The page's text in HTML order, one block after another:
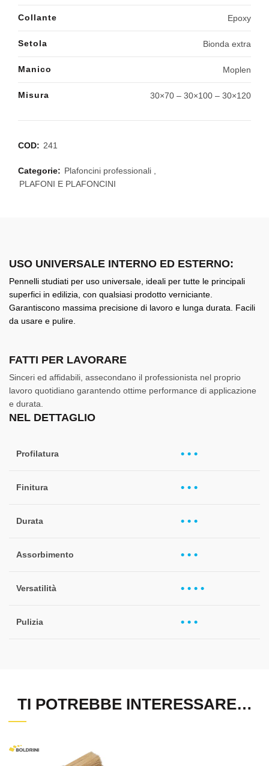
Collante Epoxy
Setola Bionda extra
Manico Moplen
Misura 30×70 – 30×100 – 30×120
COD: 241
Categorie: Plafoncini professionali
PLAFONI E PLAFONCINI
USO UNIVERSALE INTERNO ED ESTERNO:
Pennelli studiati per uso universale, ideali per tutte le principali
superfici in edilizia, con qualsiasi prodotto verniciante.
Garantiscono massima precisione di lavoro e lunga durata. Facili
da usare e pulire.
FATTI PER LAVORARE
Sinceri ed affidabili, assecondano il professionista nel proprio
lavoro quotidiano garantendo ottime performance di applicazione
e durata.
NEL DETTAGLIO
Profilatura • • •
Finitura • • •
Durata • • •
Assorbimento • • •
Versatilità • • • •
Pulizia • • •
TI POTREBBE INTERESSARE…